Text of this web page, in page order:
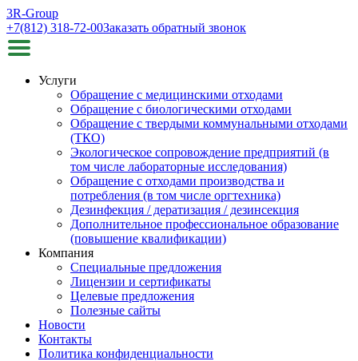
3R-Group
+7(812) 318-72-00Заказать обратный звонок
Услуги
Обращение с медицинскими отходами
Обращение с биологическими отходами
Обращение с твердыми коммунальными отходами
(ТКО)
Экологическое сопровождение предприятий (в
том числе лабораторные исследования)
Обращение с отходами производства и
потребления (в том числе оргтехника)
Дезинфекция / дератизация / дезинсекция
Дополнительное профессиональное образование
(повышение квалификации)
Компания
Специальные предложения
Лицензии и сертификаты
Целевые предложения
Полезные сайты
Новости
Контакты
Политика конфиденциальности